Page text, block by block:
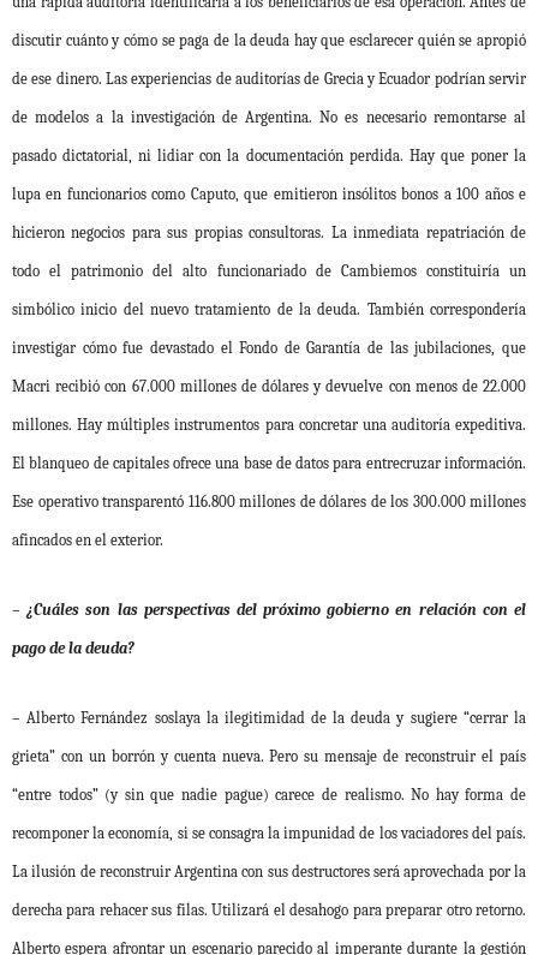
discutir cuánto y cómo se paga de la deuda hay que esclarecer quién se apropió
de ese dinero. Las experiencias de auditorías de Grecia y Ecuador podrían servir
de modelos a la investigación de Argentina. No es necesario remontarse al
pasado dictatorial, ni lidiar con la documentación perdida. Hay que poner la
lupa en funcionarios como Caputo, que emitieron insólitos bonos a 100 años e
hicieron negocios para sus propias consultoras. La inmediata repatriación de
todo el patrimonio del alto funcionariado de Cambiemos constituiría un
simbólico inicio del nuevo tratamiento de la deuda. También correspondería
investigar cómo fue devastado el Fondo de Garantía de las jubilaciones, que
Macri recibió con 67.000 millones de dólares y devuelve con menos de 22.000
millones. Hay múltiples instrumentos para concretar una auditoría expeditiva.
El blanqueo de capitales ofrece una base de datos para entrecruzar información.
Ese operativo transparentó 116.800 millones de dólares de los 300.000 millones
afincados en el exterior.
– ¿Cuáles son las perspectivas del próximo gobierno en relación con el
pago de la deuda?
– Alberto Fernández soslaya la ilegitimidad de la deuda y sugiere “cerrar la
grieta” con un borrón y cuenta nueva. Pero su mensaje de reconstruir el país
“entre todos” (y sin que nadie pague) carece de realismo. No hay forma de
recomponer la economía, si se consagra la impunidad de los vaciadores del país.
La ilusión de reconstruir Argentina con sus destructores será aprovechada por la
derecha para rehacer sus filas. Utilizará el desahogo para preparar otro retorno.
Alberto espera afrontar un escenario parecido al imperante durante la gestión